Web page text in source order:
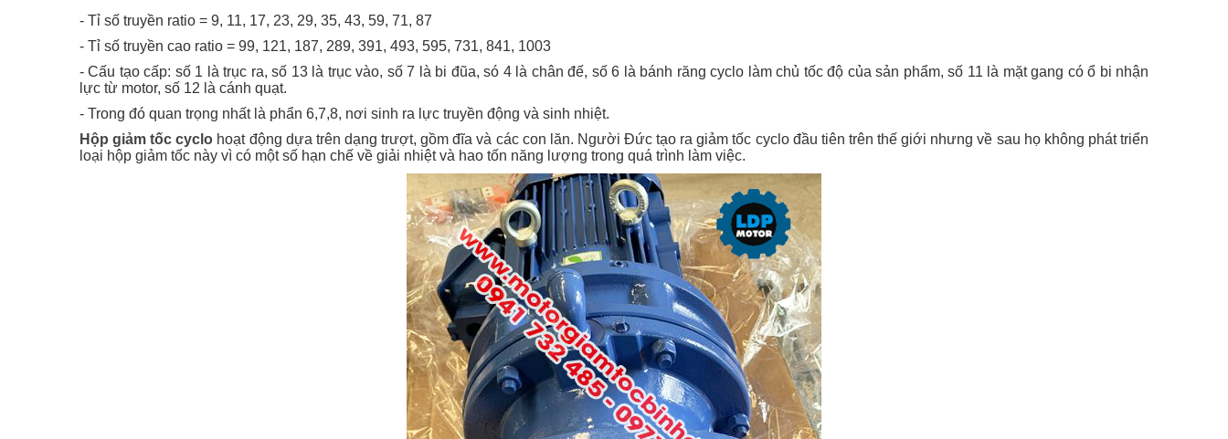
- Tỉ số truyền ratio = 9, 11, 17, 23, 29, 35, 43, 59, 71, 87
- Tỉ số truyền cao ratio = 99, 121, 187, 289, 391, 493, 595, 731, 841, 1003
- Cấu tạo cấp: số 1 là trục ra, số 13 là trục vào, số 7 là bi đũa, só 4 là chân đế, số 6 là bánh răng cyclo làm chủ tốc độ của sản phẩm, số 11 là mặt gang có ổ bi nhận
lực từ motor, số 12 là cánh quạt.
- Trong đó quan trọng nhất là phẩn 6,7,8, nơi sinh ra lực truyền động và sinh nhiệt.
Hộp giảm tốc cyclo hoạt động dựa trên dạng trượt, gồm đĩa và các con lăn. Người Đức tạo ra giảm tốc cyclo đầu tiên trên thế giới nhưng về sau họ không phát triển
loại hộp giảm tốc này vì có một số hạn chế về giải nhiệt và hao tốn năng lượng trong quá trình làm việc.